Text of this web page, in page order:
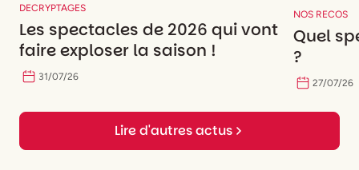
DECRYPTAGES
Les spectacles de 2026 qui vont
faire exploser la saison !
31/07/26
NOS RECOS
Quel
?
27/07/26
Lire d'autres actus